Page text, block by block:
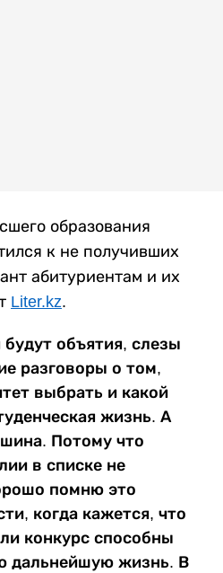
образования
к не получивших
абитуриентам и их
Liter.kz.
будут объятия, слезы
разговоры о том,
выбрать и какой
жизнь. А
Потому что
в списке не
помню это
когда кажется, что
конкурс способны
дальнейшую жизнь. В